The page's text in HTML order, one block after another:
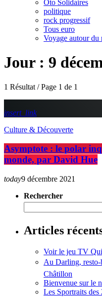
Oto Solidaires
politique
rock progressif
Tous euro
Voyage autour du
Jour : 9
1 Résultat / Page 1 de 1
insert_link
Culture & Découverte
Asymptote : le polar
monde, par David Hue
today9 décembre 2021
Rechercher
Articles
Voir le jeu TV
Au Darling, resto-
Châtillon
Bienvenue sur le
Les Sportraits des